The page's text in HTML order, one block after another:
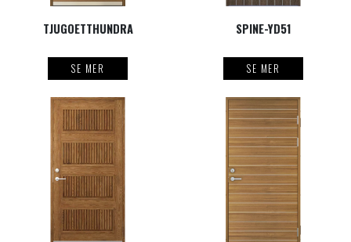
TJUGOETTHUNDRA
SE MER
SPINE-YD51
SE MER